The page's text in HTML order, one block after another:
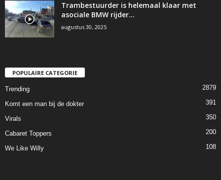
Trambestuurder is helemaal klaar met
asociale BMW rijder…
augustus 30, 2025
POPULAIRE CATEGORIE
Trending 2879
Komt een man bij de dokter 391
Virals 350
Cabaret Toppers 200
We Like Willy 108